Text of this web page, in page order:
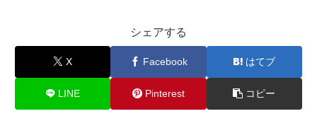
シェアする
X Facebook はてブ
LINE Pinterest コピー